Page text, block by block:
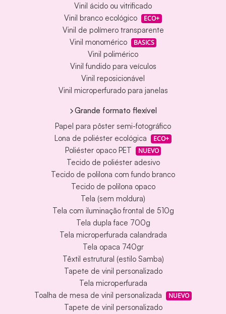
Vinil ácido ou vitrificado
Vinil branco ecológico
ECO+
Vinil de polímero transparente
Vinil monomérico
BASICS
Vinil polimérico
Vinil fundido para veículos
Vinil reposicionável
Vinil microperfurado para janelas
Grande formato flexível
Papel para pôster semi-fotográfico
Lona de poliéster ecológica
ECO+
Poliéster opaco PET NUEVO
Tecido de poliéster adesivo
Tecido de polilona com fundo branco
Tecido de polilona opaco
Tela (sem moldura)
Tela com iluminação frontal de 510g
Tela dupla face 700g
Tela microperfurada calandrada
Tela opaca 740gr
Têxtil estrutural (estilo Samba)
Tapete de vinil personalizado
Tela microperfurada
Toalha de mesa de vinil personalizada
NUEVO
Tapete de vinil personalizado